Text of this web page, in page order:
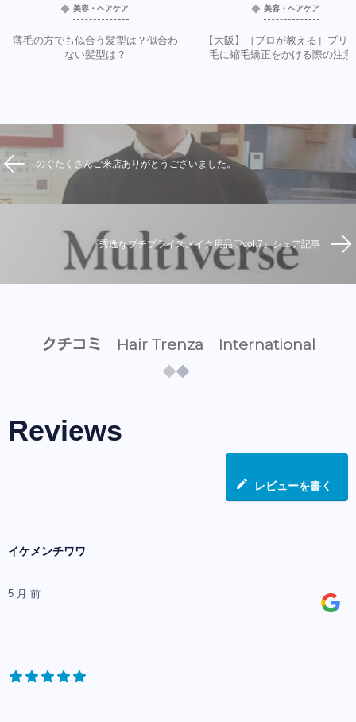
美容・ヘアケア
薄毛の方でも似合う髪型は？似合わ
ない髪型は？
美容・ヘアケア
【大阪】［プロが教える］ブリ
毛に縮毛矯正をかける際の注意
のぐたくさんご来店ありがとうございました。
『秀逸なプチプライスメイク用品♡vol.7』シェア記事
クチコミ Hair Trenza International
Reviews
レビューを書く
イケメンチワワ
5 月 前